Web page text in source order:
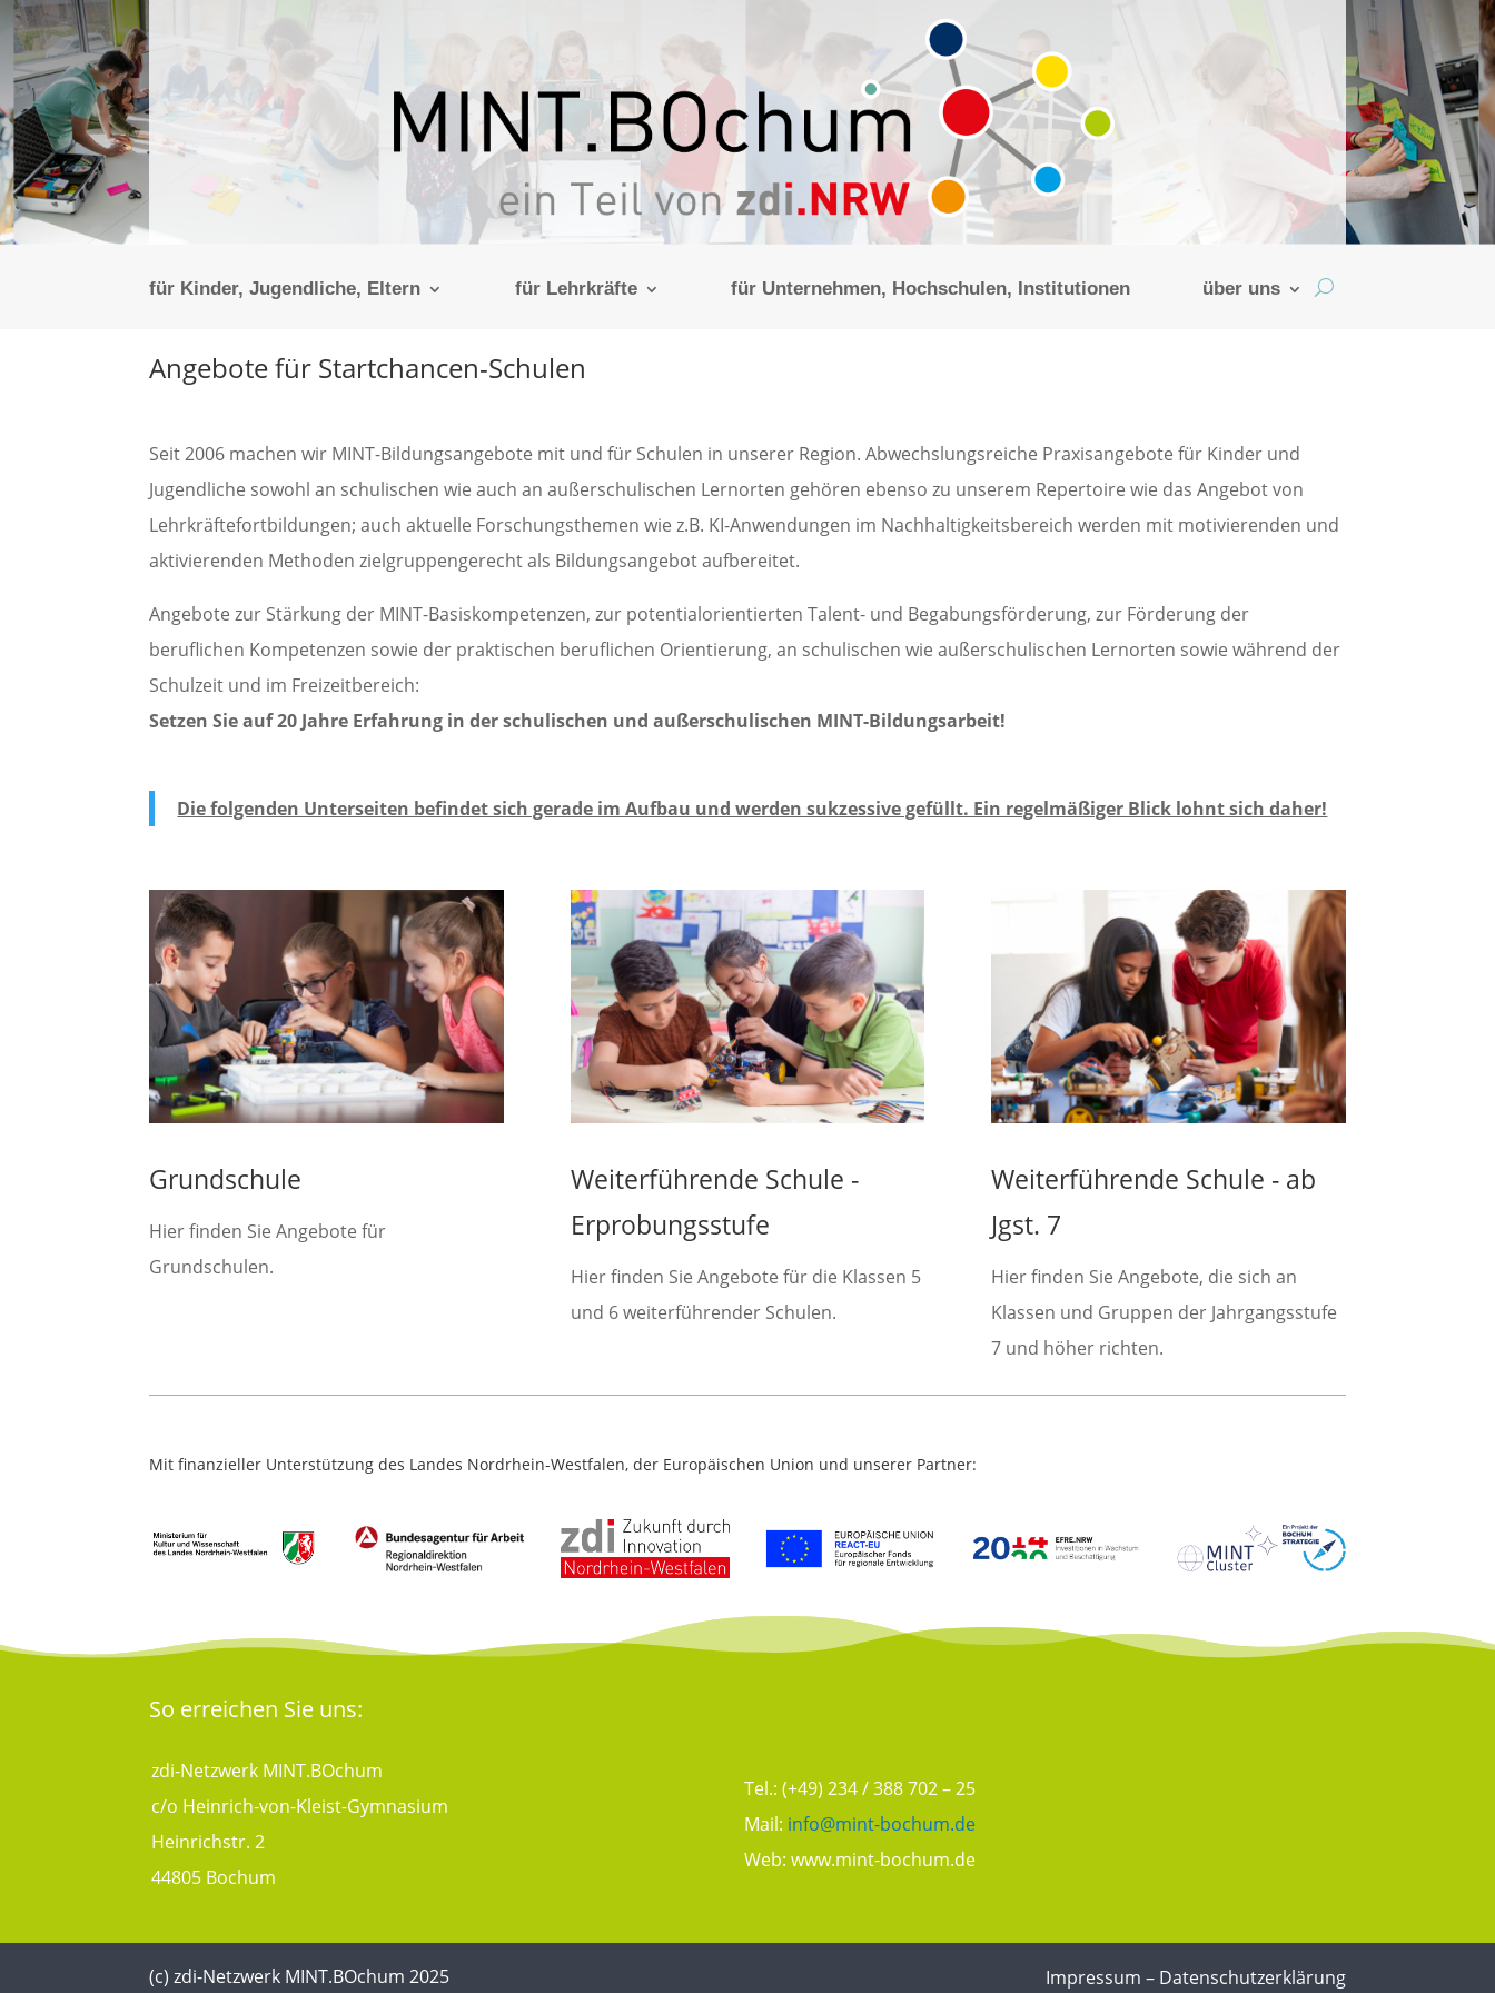
für Kinder, Jugendliche, Eltern für Lehrkräfte für Unternehmen, Hochschulen, Institutionen über uns
Angebote für Startchancen-Schulen
Seit 2006 machen wir MINT-Bildungsangebote mit und für Schulen in unserer Region. Abwechslungsreiche Praxisangebote für Kinder und
Jugendliche sowohl an schulischen wie auch an außerschulischen Lernorten gehören ebenso zu unserem Repertoire wie das Angebot von
Lehrkräftefortbildungen; auch aktuelle Forschungsthemen wie z.B. KI-Anwendungen im Nachhaltigkeitsbereich werden mit motivierenden und
aktivierenden Methoden zielgruppengerecht als Bildungsangebot aufbereitet.
Angebote zur Stärkung der MINT-Basiskompetenzen, zur potentialorientierten Talent- und Begabungsförderung, zur Förderung der
beruflichen Kompetenzen sowie der praktischen beruflichen Orientierung, an schulischen wie außerschulischen Lernorten sowie während der
Schulzeit und im Freizeitbereich:
Setzen Sie auf 20 Jahre Erfahrung in der schulischen und außerschulischen MINT-Bildungsarbeit!
Die folgenden Unterseiten befindet sich gerade im Aufbau und werden sukzessive gefüllt. Ein regelmäßiger Blick lohnt sich daher!
Grundschule
Hier finden Sie Angebote für
Grundschulen.
Weiterführende Schule -
Erprobungsstufe
Hier finden Sie Angebote für die Klassen 5
und 6 weiterführender Schulen.
Weiterführende Schule - ab
Jgst. 7
Hier finden Sie Angebote, die sich an
Klassen und Gruppen der Jahrgangsstufe
7 und höher richten.
Mit finanzieller Unterstützung des Landes Nordrhein-Westfalen, der Europäischen Union und unserer Partner:
So erreichen Sie uns:
zdi-Netzwerk MINT.BOchum
c/o Heinrich-von-Kleist-Gymnasium
Heinrichstr. 2
44805 Bochum
Tel.: (+49) 234 / 388 702 – 25
Mail: info@mint-bochum.de
Web: www.mint-bochum.de
(c) zdi-Netzwerk MINT.BOchum 2025 Impressum – Datenschutzerklärung